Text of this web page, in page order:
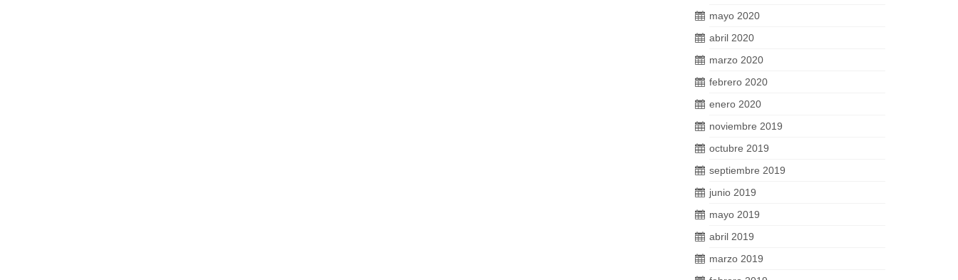
mayo 2020
abril 2020
marzo 2020
febrero 2020
enero 2020
noviembre 2019
octubre 2019
septiembre 2019
junio 2019
mayo 2019
abril 2019
marzo 2019